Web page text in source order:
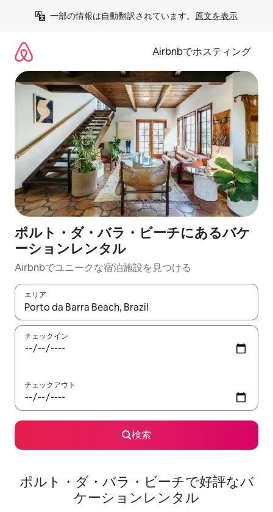
一部の情報は自動翻訳されています。 原文を表示
Airbnbでホスティング
ポルト・ダ・バラ・ビーチにあるバケ
ーションレンタル
Airbnbでユニークな宿泊施設を見つける
エリア
検索結果が表示されたら、上下の矢印キーを使って移動するか
チェックイン
チェックアウト
検索
ポルト・ダ・バラ・ビーチで好評なバ
ケーションレンタル